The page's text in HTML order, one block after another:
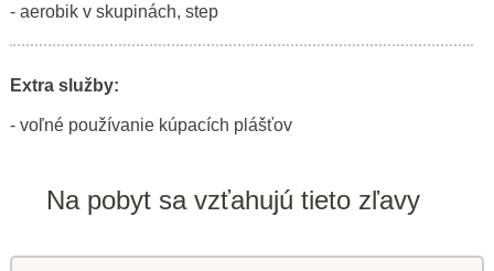
- aerobik v skupinách, step
Extra služby:
- voľné používanie kúpacích plášťov
Na pobyt sa vzťahujú tieto zľavy